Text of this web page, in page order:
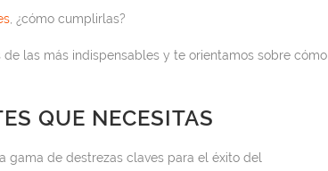
, ¿cómo cumplirlas?
las más indispensables y te orientamos sobre cómo
QUE NECESITAS
gama de destrezas claves para el éxito del